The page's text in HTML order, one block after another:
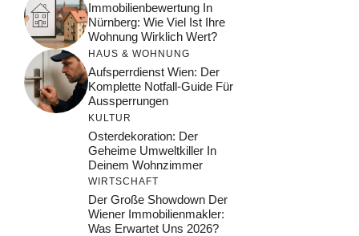
Immobilienbewertung In
Nürnberg: Wie Viel Ist Ihre
Wohnung Wirklich Wert?
HAUS & WOHNUNG
Aufsperrdienst Wien: Der
Komplette Notfall-Guide Für
Aussperrungen
KULTUR
Osterdekoration: Der
Geheime Umweltkiller In
Deinem Wohnzimmer
WIRTSCHAFT
Der Große Showdown Der
Wiener Immobilienmakler:
Was Erwartet Uns 2026?